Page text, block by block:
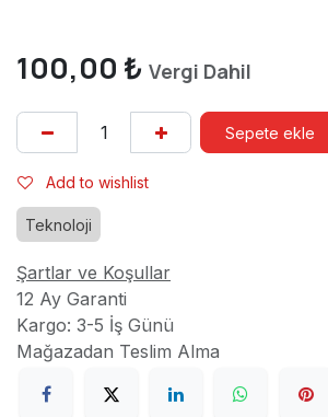
100,00 ₺ Vergi Dahil
Sepete ekle
Add to wishlist
Teknoloji
Şartlar ve Koşullar
12 Ay Garanti
Kargo: 3-5 İş Günü
Mağazadan Teslim Alma